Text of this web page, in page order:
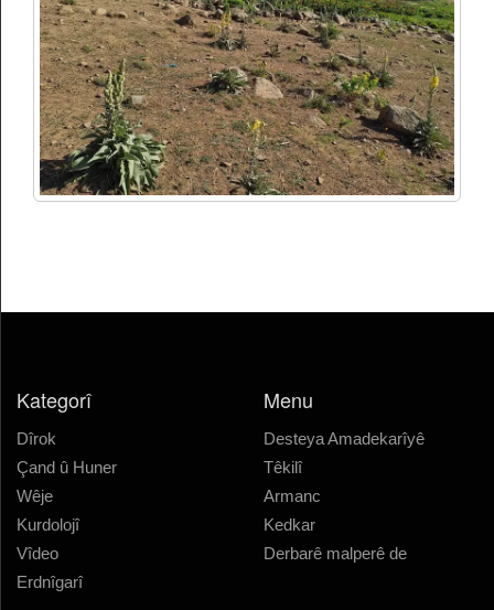
Kategorî
Dîrok
Çand û Huner
Wêje
Kurdolojî
Vîdeo
Erdnîgarî
Menu
Desteya Amadekarîyê
Têkilî
Armanc
Kedkar
Derbarê malperê de